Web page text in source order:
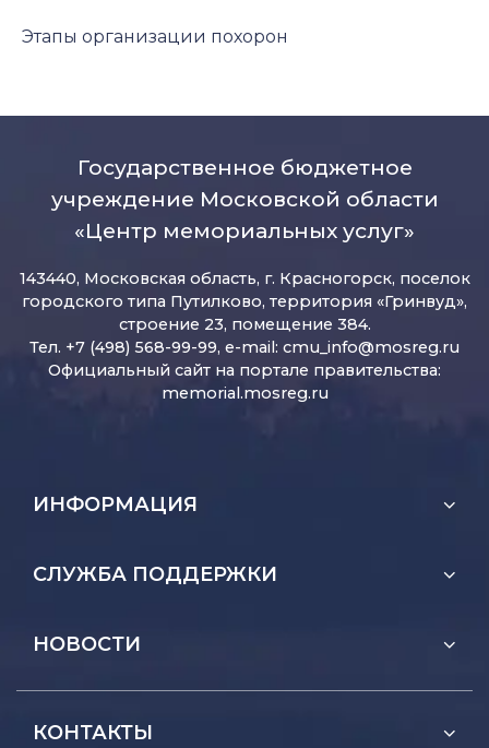
Этапы организации похорон
Государственное бюджетное
учреждение Московской области
«Центр мемориальных услуг»
143440, Московская область, г. Красногорск, поселок
городского типа Путилково, территория «Гринвуд»,
строение 23, помещение 384.
Тел. +7 (498) 568-99-99, e-mail: cmu_info@mosreg.ru
Официальный сайт на портале правительства:
memorial.mosreg.ru
ИНФОРМАЦИЯ
СЛУЖБА ПОДДЕРЖКИ
НОВОСТИ
КОНТАКТЫ